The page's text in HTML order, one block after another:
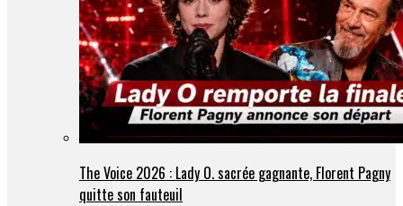
The Voice 2026 : Lady O. sacrée gagnante, Florent Pagny
quitte son fauteuil